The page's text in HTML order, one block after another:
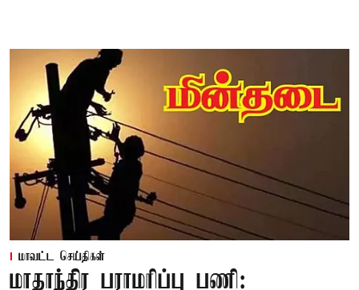
மாவட்ட செய்திகள்
மாதாந்திர பராமரிப்பு பணி: